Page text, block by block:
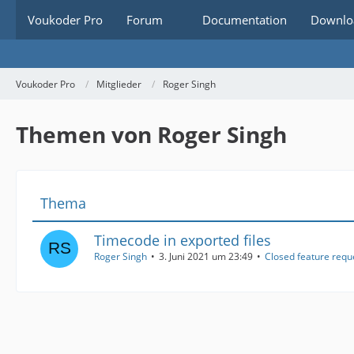
Voukoder Pro Forum Documentation
Voukoder Pro Mitglieder Roger Singh
Themen von Roger Singh
Thema
Timecode in exported files
Roger Singh 3. Juni 2021 um 23:49 Closed feature